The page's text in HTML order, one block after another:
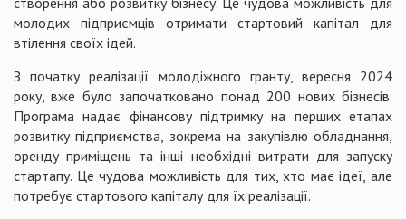
молодих підприємців отримати стартовий капітал для
втілення своїх ідей.
З початку реалізації молодіжного гранту, вересня 2024
року, вже було започатковано понад 200 нових бізнесів.
Програма надає фінансову підтримку на перших етапах
розвитку підприємства, зокрема на закупівлю обладнання,
оренду приміщень та інші необхідні витрати для запуску
стартапу. Це чудова можливість для тих, хто має ідеї, але
потребує стартового капіталу для їх реалізації.